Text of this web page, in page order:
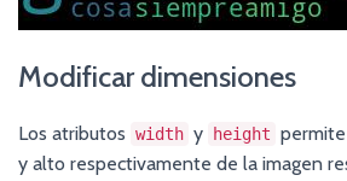
Modificar dimensiones
Los atributos width y height
y alto respectivamente de la imagen